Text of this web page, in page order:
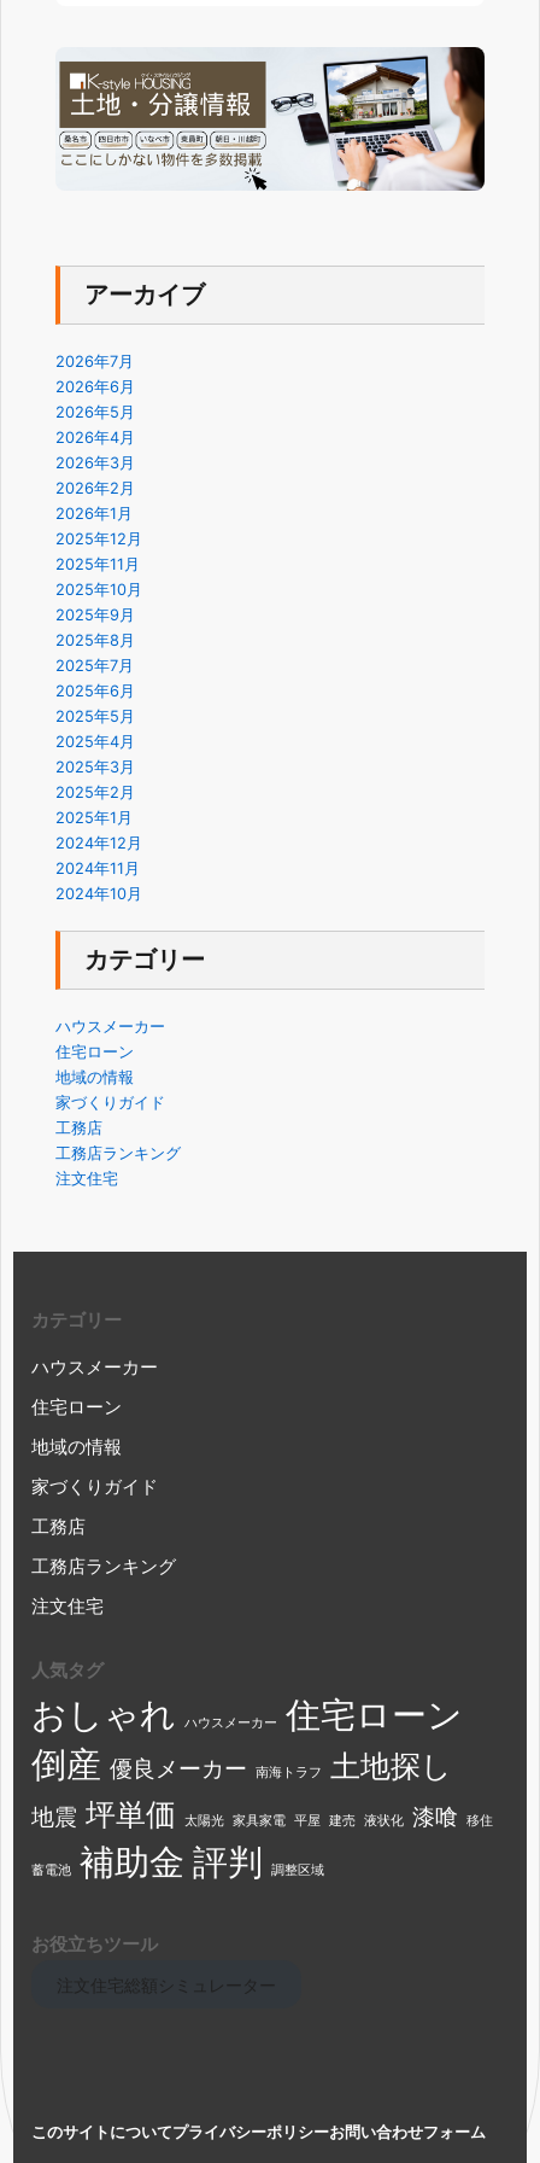
アーカイブ
2026年7月
2026年6月
2026年5月
2026年4月
2026年3月
2026年2月
2026年1月
2025年12月
2025年11月
2025年10月
2025年9月
2025年8月
2025年7月
2025年6月
2025年5月
2025年4月
2025年3月
2025年2月
2025年1月
2024年12月
2024年11月
2024年10月
カテゴリー
ハウスメーカー
住宅ローン
地域の情報
家づくりガイド
工務店
工務店ランキング
注文住宅
カテゴリー
ハウスメーカー
住宅ローン
地域の情報
家づくりガイド
工務店
工務店ランキング
注文住宅
人気タグ
おしゃれ ハウスメーカー
住宅ローン
倒産 優良メーカー 南海トラフ 土地探し
地震 坪単価 太陽光 家具家電 平屋 建売 液状化 漆喰 移住
蓄電池 補助金 評判 調整区域
お役立ちツール
注文住宅総額シミュレーター
このサイトについてプライバシーポリシーお問い合わせフォーム